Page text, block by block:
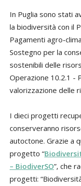
In Puglia sono stati
la biodiversità con il
Pagamenti agro-
Sostegno per la
sostenibili delle
Operazione 10.2.1 -
valorizzazione delle
I dieci progetti
conserveranno
autoctone. Grazie a
progetto “
– BiodiverSO”, che
progetti: